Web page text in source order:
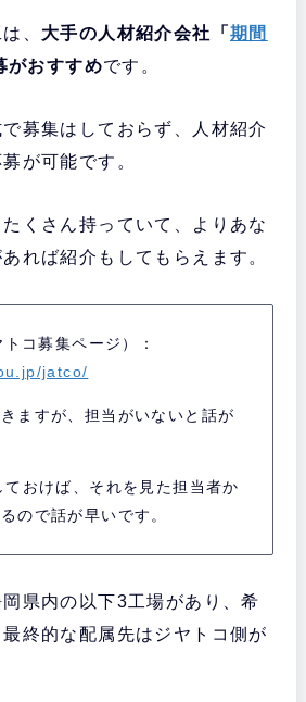
、 大手の人材紹介会社「 期間
がおすすめです。
募集はしておらず、人材紹介
が可能です。
くさん持っていて、よりあな
れば紹介もしてもらえます。
コ募集ページ）：
jatco/
ますが、担当がいないと話が
おけば、それを見た担当者か
ので話が早いです。
県内の以下3工場があり、希
終的な配属先はジヤトコ側が